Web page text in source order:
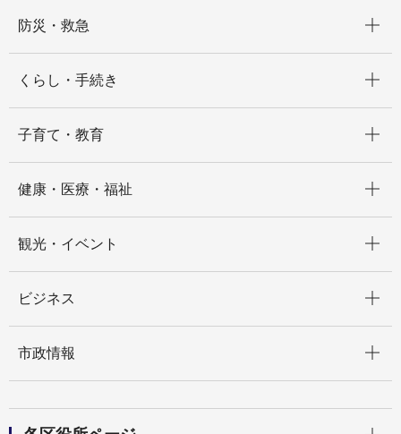
防災・救急
くらし・手続き
子育て・教育
健康・医療・福祉
観光・イベント
ビジネス
市政情報